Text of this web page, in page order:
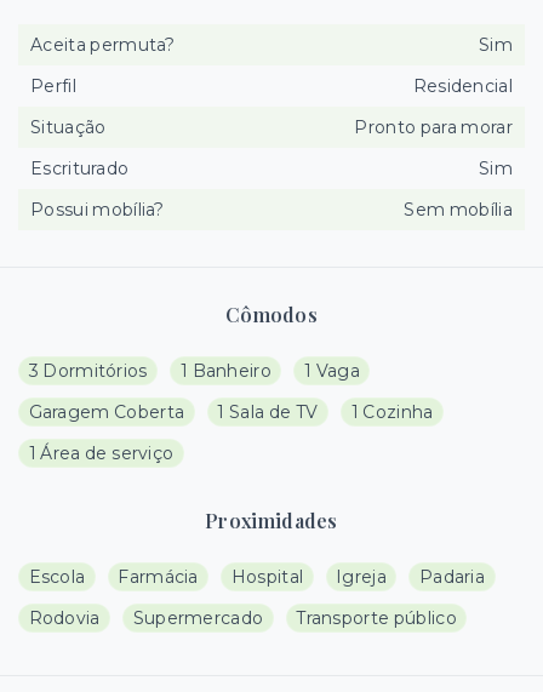
Cômodos
3 Dormitórios 1 Banheiro
1 Vaga
Garagem Coberta
1 Sala de TV
1 Cozinha
1 Área de serviço
Proximidades
Escola Farmácia Hospital Igreja
Padaria
Rodovia
Supermercado Transporte público
Aceita permuta?
Sim
Perfil
Residencial
Situação
Pronto para morar
Escriturado
Sim
Possui mobília?
Sem mobília